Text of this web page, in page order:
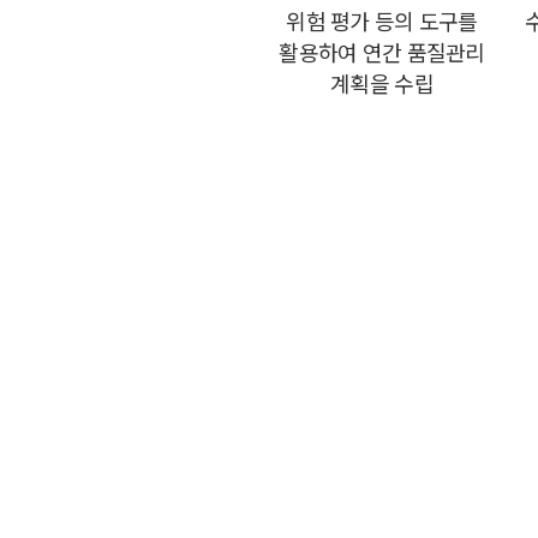
위험 평가 등의 도구를
활용하여 연간 품질관리
계획을 수립